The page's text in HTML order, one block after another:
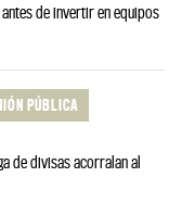
de invertir en equipos
PÚBLICA
de divisas acorralan al